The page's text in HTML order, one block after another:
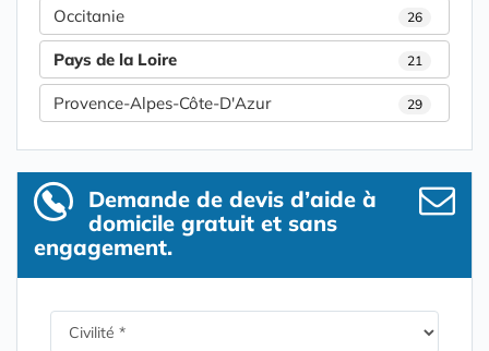
Occitanie 26
Pays de la Loire 21
Provence-Alpes-Côte-D'Azur 29
Demande de devis d’aide à
domicile gratuit et sans
engagement.